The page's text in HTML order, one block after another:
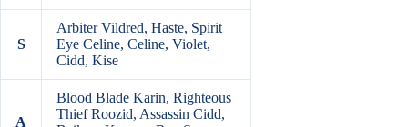
S
Arbiter Vildred, Haste, Spirit
Eye Celine, Celine, Violet,
Cidd, Kise
A
Blood Blade Karin, Righteous
Thief Roozid, Assassin Cidd,